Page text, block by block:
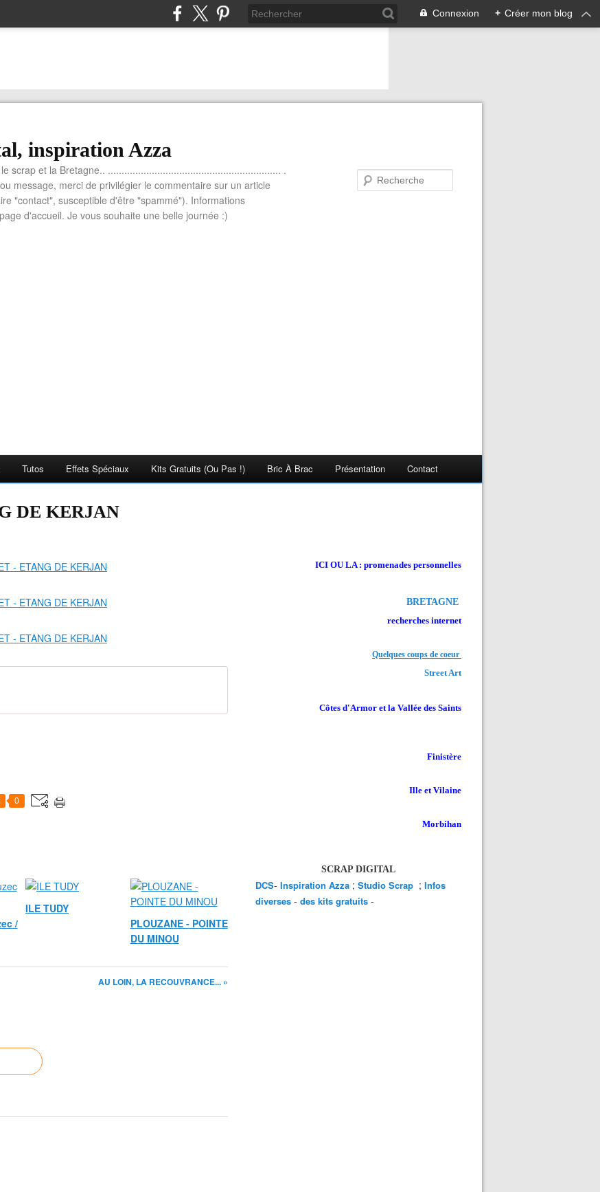
Connexion + Créer mon blog
inspiration Azza
scrap et la Bretagne.. ............................................................... .
message, merci de privilégier le commentaire sur un article
"contact", susceptible d'être "spammé"). Informations
d'accueil. Je vous souhaite une belle journée :)
Tutos Effets Spéciaux Kits Gratuits (ou Pas !) Bric À Brac Présentation Contact
DE KERJAN
0
/
ILE TUDY
PLOUZANE - POINTE
DU MINOU
AU LOIN, LA RECOUVRANCE... »
ICI OU LA : promenades personnelles
BRETAGNE
recherches internet
Quelques coups de coeur
Street Art
Côtes d'Armor et la Vallée des Saints
Finistère
Ille et Vilaine
Morbihan
SCRAP DIGITAL
DCS- Inspiration Azza ; Studio Scrap ; Infos
diverses - des kits gratuits -